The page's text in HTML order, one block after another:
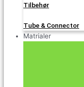
Tilbehør
Tube & Connector
Matrialer